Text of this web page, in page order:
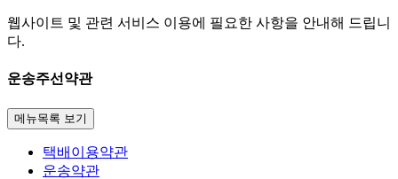
웹사이트 및 관련 서비스 이용에 필요한 사항을 안내해 드립니
다.
운송주선약관
메뉴목록 보기
택배이용약관
운송약관